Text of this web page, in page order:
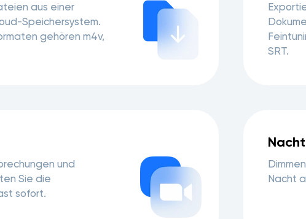
aus einer
Speichersystem.
gehören m4v,
SRT.
und
Sie die
sofort.
Nacht